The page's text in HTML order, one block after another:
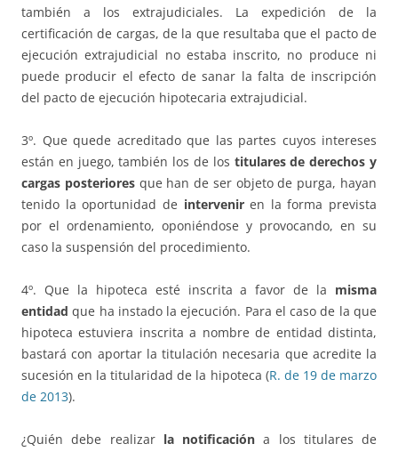
también a los extrajudiciales. La expedición de la
certificación de cargas, de la que resultaba que el pacto de
ejecución extrajudicial no estaba inscrito, no produce ni
puede producir el efecto de sanar la falta de inscripción
del pacto de ejecución hipotecaria extrajudicial.
3º. Que quede acreditado que las partes cuyos intereses
están en juego, también los de los titulares de derechos y
cargas posterioresque han de ser objeto de purga, hayan
tenido la oportunidad de interveniren la forma prevista
por el ordenamiento, oponiéndose y provocando, en su
caso la suspensión del procedimiento.
4º. Que la hipoteca esté inscrita a favor de la misma
entidad que ha instado la ejecución. Para el caso de la que
hipoteca estuviera inscrita a nombre de entidad distinta,
bastará con aportar la titulación necesaria que acredite la
sucesión en la titularidad de la hipoteca (R. de 19 de marzo
de 2013).
¿Quién debe realizar la notificación a los titulares de